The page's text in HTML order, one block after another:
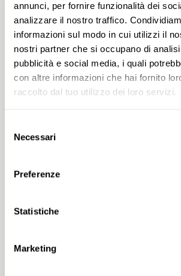
annunci, per fornire funzionalità dei
analizzare il nostro traffico.
informazioni sul modo in cui utilizzi il
nostri partner che si occupano di
pubblicità e social media, i quali
con altre informazioni che hai fornito
raccolto dal tuo utilizzo dei loro servizi.
delNecessari
Preferenze
Statistiche
Marketing
St. Galler Wanderwege
ISCRIZIONI
Iscrizione possibile fino al
Iscrizione
Svizzera sudorientale
account e ottenere contenuti
ai tuoi interessi. I tag possono